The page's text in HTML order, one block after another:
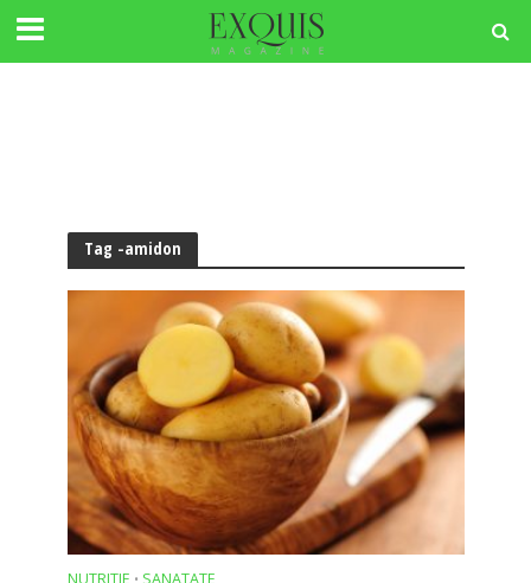
Tag -amidon
•